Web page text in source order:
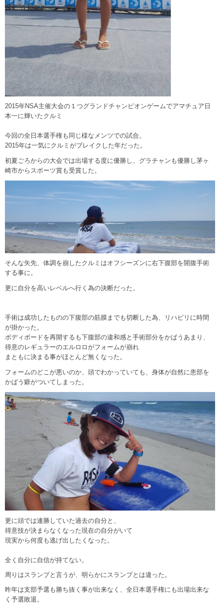
2015年NSA主催大会の１つグランドチャンピオンゲームでアマチュア日
本一に輝いたクルミ
今回の全日本選手権も同じ様なメンツでの試合。
2015年は一気にクルミがブレイクした年だった。
初夏ごろからの大会では出場する度に優勝し、グラチャンも優勝し茅ヶ
崎市からスポーツ賞も受賞した。
そんな矢先、体調を崩したクルミはオフシーズンに右下腹部を開腹手術
する事に。
更に自分を高いレベルへ行く為の決断だった。
手術は成功したものの下腹部の筋膜までも切断した為、リハビリに時間
が掛かった。
ボディボードを再開するも下腹部の違和感と手術部分をかばうあまり、
得意のレギュラーのエルロロがフォームが崩れ
まともに決まる事がほとんど無くなった。
フォームのどこが悪いのか、頭でわかっていても、身体が自然に患部を
かばう癖がついてしまった。
更に頭では連勝していた過去の自分と、
得意技が決まらなくなった現在の自分がいて
現実から何度も逃げ出したくなった。
全く自分に自信が持てない。
周りはスランプと言うが、明らかにスランプとは違った。
昨年は支部予選も勝ち抜く事が出来なく、全日本選手権にも出場出来な
く予選敗退。